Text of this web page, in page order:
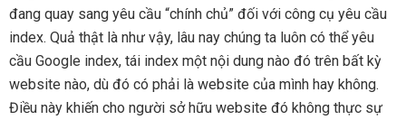
đang quay sang yêu cầu “chính chủ” đối với công cụ yêu cầu
index. Quả thật là như vậy, lâu nay chúng ta luôn có thể yêu
cầu Google index, tái index một nội dung nào đó trên bất kỳ
website nào, dù đó có phải là website của mình hay không.
Điều này khiến cho người sở hữu website đó không thực sự